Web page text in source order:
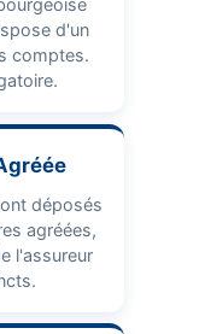
d'un
comptes.
déposés
agréées,
l'assureur